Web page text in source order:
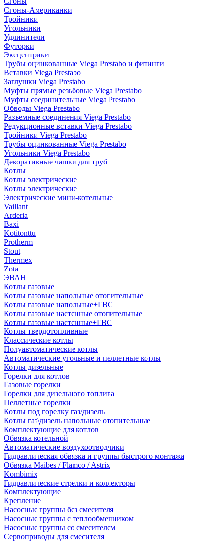
Сгоны-Американки
Тройники
Угольники
Удлинители
Футорки
Эксцентрики
Трубы оцинкованные Viega Prestabo и фитинги
Вставки Viega Prestabo
Заглушки Viega Prestabo
Муфты прямые резьбовые Viega Prestabo
Муфты соединительные Viega Prestabo
Обводы Viega Prestabo
Разъемные соединения Viega Prestabo
Редукционные вставки Viega Prestabo
Тройники Viega Prestabo
Трубы оцинкованные Viega Prestabo
Угольники Viega Prestabo
Декоративные чашки для труб
Котлы
Котлы электрические
Котлы электрические
Электрические мини-котельные
Vaillant
Arderia
Baxi
Kotitonttu
Protherm
Stout
Thermex
Zota
ЭВАН
Котлы газовые
Котлы газовые напольные отопительные
Котлы газовые напольные+ГВС
Котлы газовые настенные отопительные
Котлы газовые настенные+ГВС
Котлы твердотопливные
Классические котлы
Полуавтоматические котлы
Автоматические угольные и пеллетные котлы
Котлы дизельные
Горелки для котлов
Газовые горелки
Горелки для дизельного топлива
Пеллетные горелки
Котлы под горелку газ/дизель
Котлы газ\дизель напольные отопительные
Комплектующие для котлов
Обвязка котельной
Автоматические воздухоотводчики
Гидравлическая обвязка и группы быстрого монтажа
Обвязка Maibes / Flamco / Astrix
Kombimix
Гидравлические стрелки и коллекторы
Комплектующие
Крепление
Насосные группы без смесителя
Насосные группы с теплообменником
Насосные группы со смесителем
Сервоприводы для смесителя